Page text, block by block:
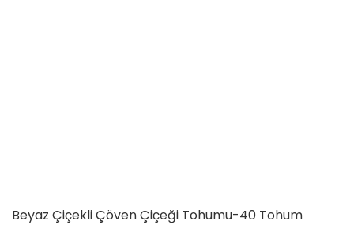
Beyaz Çiçekli Çöven Çiçeği Tohumu-40 Tohum